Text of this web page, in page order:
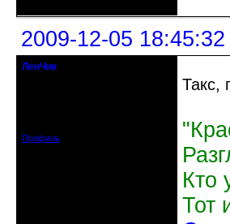
2009-12-05 18:45:32
ЛенЧик
Профиль
Такс,
Кто
Тот